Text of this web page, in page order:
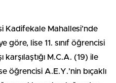
Kadifekale Mahallesi’nde
göre, lise 11. sınıf öğrencisi
karşılaştığı M.C.A. (19) ile
öğrencisi A.E.Y.’nin bıçaklı